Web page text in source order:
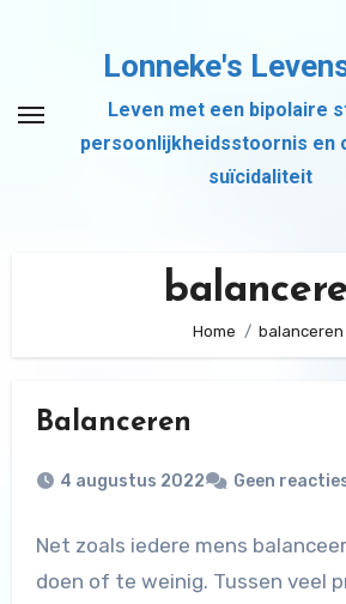
inhoud
Lonneke's
Leven met een bipolaire
persoonlijkheidsstoornis en
suïcidaliteit
Home balanceren
Balanceren
4 augustus 2022 Geen
Net zoals iedere mens
doen of te weinig. Tussen veel